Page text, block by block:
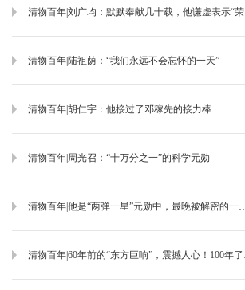
清物百年|刘广均：默默奉献几十载，他谦虚表示“荣誉应该归于大家”
清物百年|陆祖荫：“我们永远不会忘怀的一天”
清物百年|胡仁宇：他接过了邓稼先的接力棒
清物百年|周光召：“十万分之一”的科学元勋
清物百年|他是“两弹一星”元勋中，最晚被解密的一位。择一事、终一生，写就不朽传奇。
清物百年|60年前的“东方巨响”，震撼人心！100年了，他的名字，始终闪耀！